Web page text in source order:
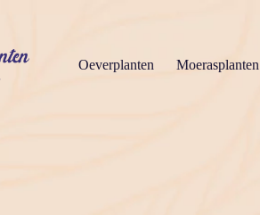
Oeverplanten Moerasplanten